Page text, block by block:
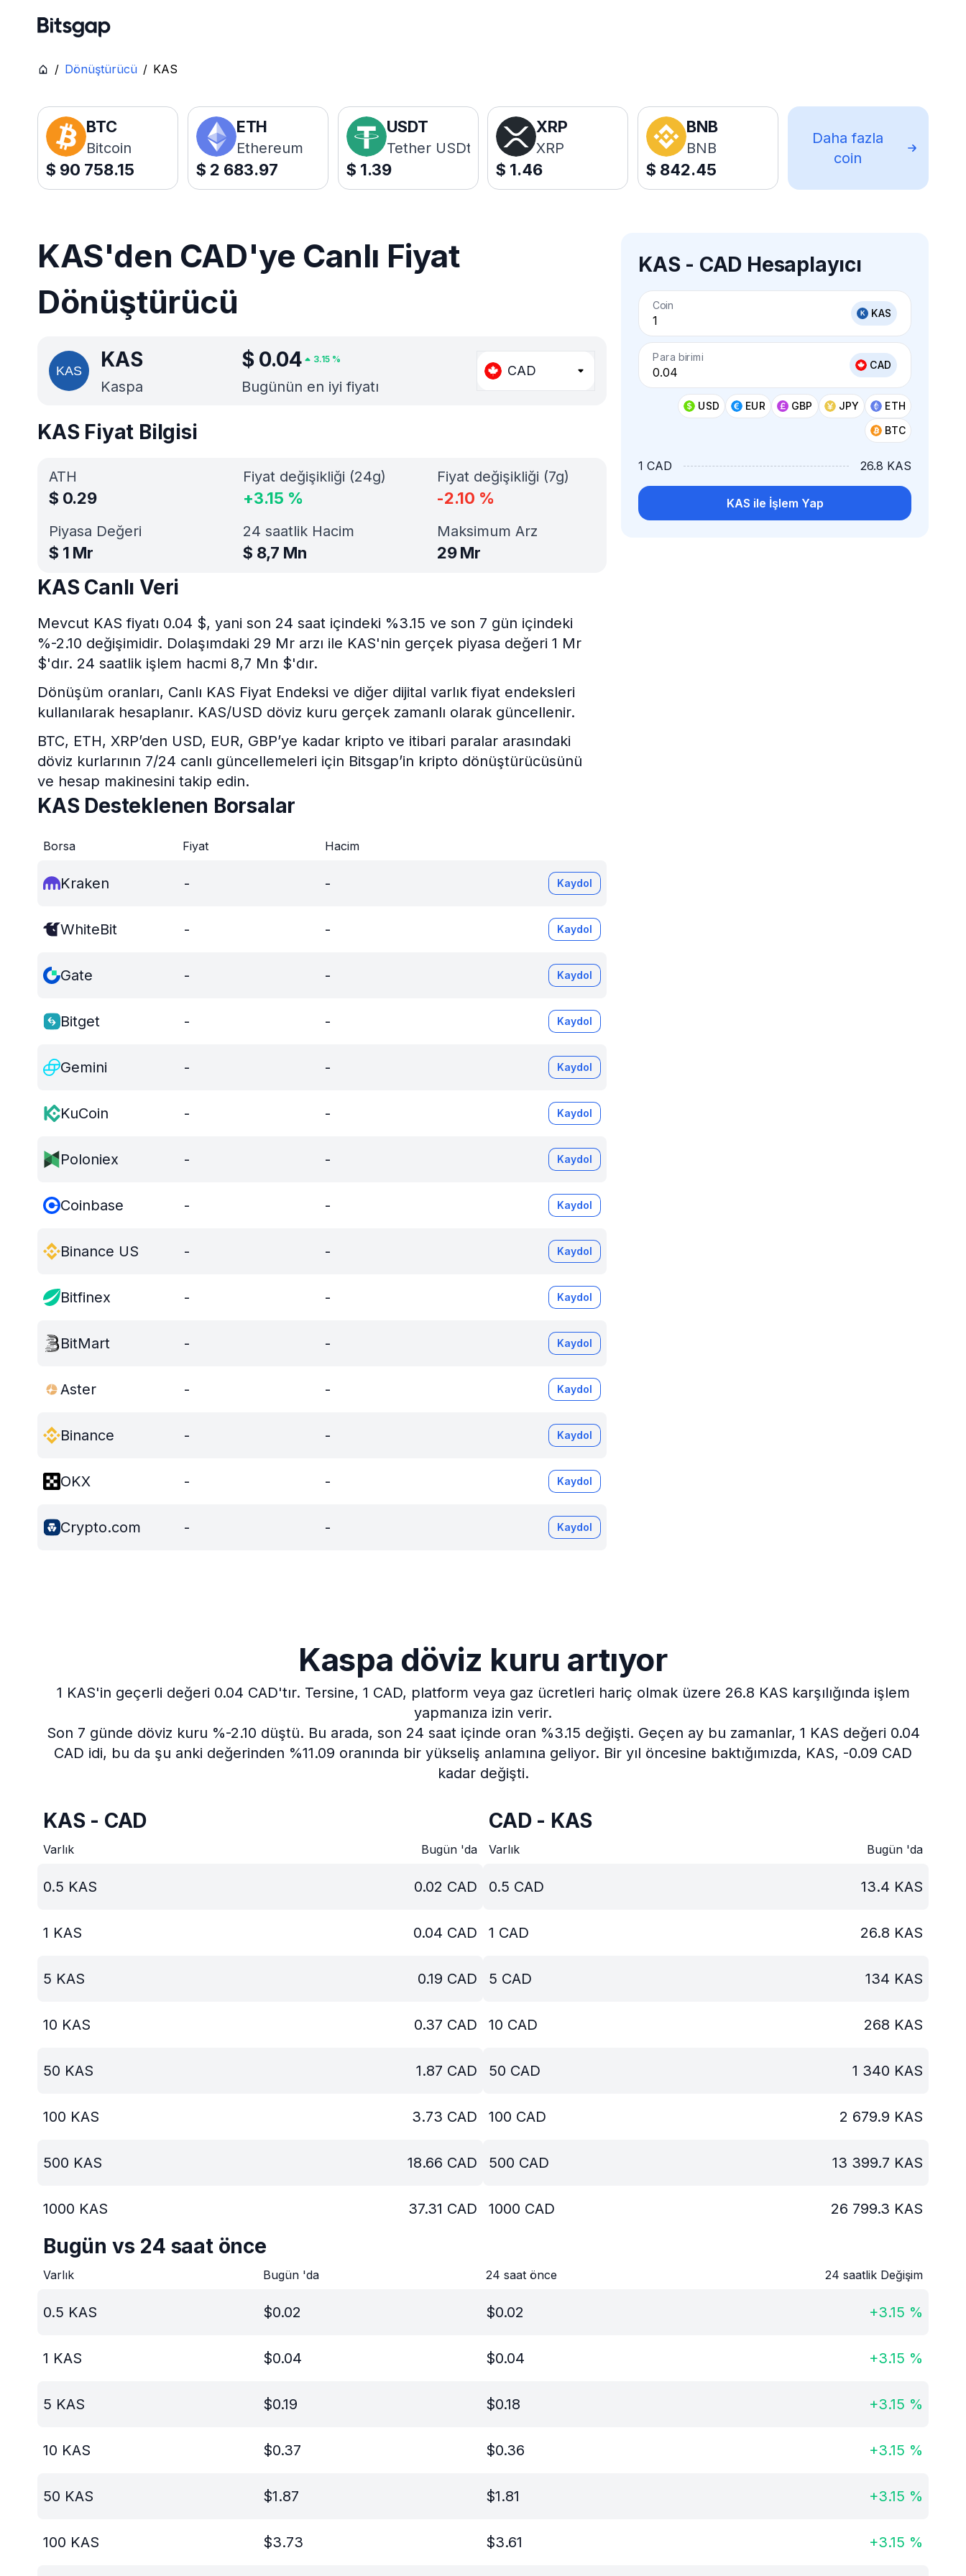
/ Dönüştürücü / KAS
BTC
Bitcoin
$ 90 758.15
ETH
Ethereum
$ 2 683.97
USDT
Tether USDt
$ 1.39
XRP
XRP
$ 1.46
BNB
BNB
$ 842.45
Daha fazla
coin
KAS'den CAD'ye Canlı Fiyat
Dönüştürücü
KAS
Kaspa
$ 0.04 3.15 %
Bugünün en iyi fiyatı
CAD
KAS - CAD Hesaplayıcı
Coin
KAS
Para birimi
CAD
USD EUR GBP JPY
ETH
BTC
1 CAD 26.8 KAS
KAS ile İşlem Yap
KAS Fiyat Bilgisi
ATH
$ 0.29
Piyasa Değeri
$ 1 Mr
Fiyat değişikliği (24g)
+3.15 %
Fiyat değişikliği (7g)
-2.10 %
24 saatlik Hacim
$ 8,7 Mn
Maksimum Arz
29 Mr
KAS Canlı Veri
Mevcut KAS fiyatı 0.04 $, yani son 24 saat içindeki %3.15 ve son 7 gün içindeki
%-2.10 değişimidir. Dolaşımdaki 29 Mr arzı ile KAS'nin gerçek piyasa değeri 1 Mr
$'dır. 24 saatlik işlem hacmi 8,7 Mn $'dır.
Dönüşüm oranları, Canlı KAS Fiyat Endeksi ve diğer dijital varlık fiyat endeksleri
kullanılarak hesaplanır. KAS/USD döviz kuru gerçek zamanlı olarak güncellenir.
BTC, ETH, XRP’den USD, EUR, GBP’ye kadar kripto ve itibari paralar arasındaki
döviz kurlarının 7/24 canlı güncellemeleri için Bitsgap’in kripto dönüştürücüsünü
ve hesap makinesini takip edin.
KAS Desteklenen Borsalar
Borsa Fiyat Hacim
Kraken - - Kaydol
WhiteBit - - Kaydol
Gate - - Kaydol
Bitget - - Kaydol
Gemini - - Kaydol
KuCoin - - Kaydol
Poloniex - - Kaydol
Coinbase - - Kaydol
Binance US - - Kaydol
Bitfinex - - Kaydol
BitMart - - Kaydol
Aster - - Kaydol
Binance - - Kaydol
OKX - - Kaydol
Crypto.com - - Kaydol
Kaspa döviz kuru artıyor
1 KAS'in geçerli değeri 0.04 CAD'tır. Tersine, 1 CAD, platform veya gaz ücretleri hariç olmak üzere 26.8 KAS karşılığında işlem
yapmanıza izin verir.
Son 7 günde döviz kuru %-2.10 düştü. Bu arada, son 24 saat içinde oran %3.15 değişti. Geçen ay bu zamanlar, 1 KAS değeri 0.04
CAD idi, bu da şu anki değerinden %11.09 oranında bir yükseliş anlamına geliyor. Bir yıl öncesine baktığımızda, KAS, -0.09 CAD
kadar değişti.
KAS - CAD
Varlık Bugün 'da
0.5 KAS 0.02 CAD
1 KAS 0.04 CAD
5 KAS 0.19 CAD
10 KAS 0.37 CAD
50 KAS 1.87 CAD
100 KAS 3.73 CAD
500 KAS 18.66 CAD
1000 KAS 37.31 CAD
CAD - KAS
Varlık Bugün 'da
0.5 CAD 13.4 KAS
1 CAD 26.8 KAS
5 CAD 134 KAS
10 CAD 268 KAS
50 CAD 1 340 KAS
100 CAD 2 679.9 KAS
500 CAD 13 399.7 KAS
1000 CAD 26 799.3 KAS
Bugün vs 24 saat önce
Varlık Bugün 'da 24 saat önce 24 saatlik Değişim
0.5 KAS $0.02 $0.02 +3.15 %
1 KAS $0.04 $0.04 +3.15 %
5 KAS $0.19 $0.18 +3.15 %
10 KAS $0.37 $0.36 +3.15 %
50 KAS $1.87 $1.81 +3.15 %
100 KAS $3.73 $3.61 +3.15 %